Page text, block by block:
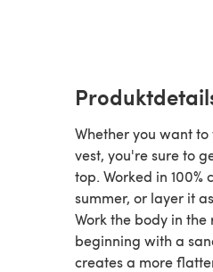
Whether you want
vest, you're sure to
top. Worked in
summer, or layer it
Work the body in
beginning with a
creates a more